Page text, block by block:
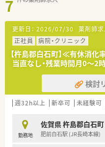
7
更新日： 2026/07/30 薬剤師求
正社員
病院・クリニック
【杵島郡白石町】≪有休消
当直なし・残業時間月0～2
検討
週32h以上 新卒可 未経験可
勤務地
佐賀県 杵島郡白石町
肥前白石駅 (JR長崎本線)